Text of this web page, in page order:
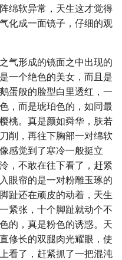
绵软异常，天生这才觉得
化成一面镜子，仔细的观
气形成的镜面之中出现的
一个绝色的美女，而且是
蛋般的脸型白里透红，一
，而是琥珀色的，如同最
桃。真是颜如舜华，肤若
削，再往下胸部一对绵软
感觉到了寒冷一般挺立
，不敢在往下看了，赶紧
眼帘的是一对粉雕玉琢的
趾还在顽皮的动着，天生
紧张，十个脚趾就动个不
的，真是粉色的诱惑。天
修长的双腿肉光耀眼，使
看了，赶紧抓了一把混沌